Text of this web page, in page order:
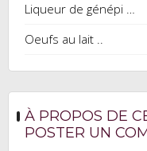
Liqueur de génépi …
Oeufs au lait ..
À PROPOS DE
POSTER UN